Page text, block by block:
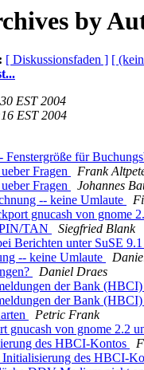
by
[ Diskussionsfaden ] [
EST 2004
EST 2004
Fenstergröße für
Fragen
Frank
Fragen
Johannes
-- keine Umlaute
gnucash von gnome
TAN
Siegfried Blank
Berichten unter SuSE
-- keine Umlaute
Daniel Draes
der Bank (HBCI)
der Bank (HBCI)
Petric Frank
gnucash von gnome 2.2
des HBCI-Kontos
Initialisierung des HBCI-